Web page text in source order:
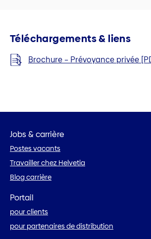
Téléchargements & liens
Brochure – Prévoyance privée
Jobs & carrière
Postes vacants
Travailler chez Helvetia
Blog carrière
Portail
pour clients
pour partenaires de distribution